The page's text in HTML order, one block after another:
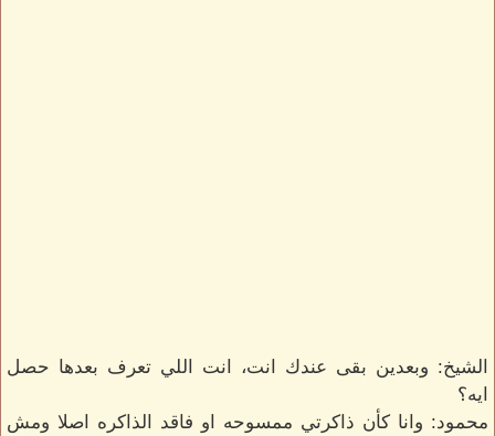
الشيخ: وبعدين بقى عندك انت، انت اللي تعرف بعدها حصل
ايه؟
محمود: وانا كأن ذاكرتي ممسوحه او فاقد الذاكره اصلا ومش